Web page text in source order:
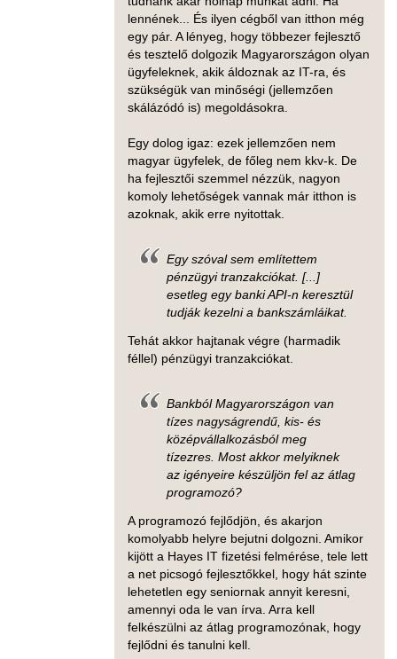
lennének... És ilyen cégből van itthon még
egy pár. A lényeg, hogy többezer fejlesztő
és tesztelő dolgozik Magyarországon olyan
ügyfeleknek, akik áldoznak az IT-ra, és
szükségük van minőségi (jellemzően
skálázódó is) megoldásokra.
Egy dolog igaz: ezek jellemzően nem
magyar ügyfelek, de főleg nem kkv-k. De
ha fejlesztői szemmel nézzük, nagyon
komoly lehetőségek vannak már itthon is
azoknak, akik erre nyitottak.
Egy szóval sem említettem
pénzügyi tranzakciókat. [...]
esetleg egy banki API-n keresztül
tudják kezelni a bankszámláikat.
Tehát akkor hajtanak végre (harmadik
féllel) pénzügyi tranzakciókat.
Bankból Magyarországon van
tízes nagyságrendű, kis- és
középvállalkozásból meg
tízezres. Most akkor melyiknek
az igényeire készüljön fel az átlag
programozó?
A programozó fejlődjön, és akarjon
komolyabb helyre bejutni dolgozni. Amikor
kijött a Hayes IT fizetési felmérése, tele lett
a net picsogó fejlesztőkkel, hogy hát szinte
lehetetlen egy seniornak annyit keresni,
amennyi oda le van írva. Arra kell
felkészülni az átlag programozónak, hogy
fejlődni és tanulni kell.